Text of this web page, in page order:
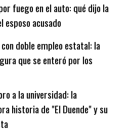
fuego en el auto: qué dijo la
esposo acusado
doble empleo estatal: la
que se enteró por los
a la universidad: la
historia de "El Duende" y su